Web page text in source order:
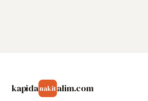
kapidanakitalim.com